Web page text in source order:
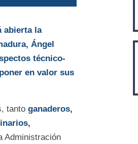
abierta la
Ángel
técnico-
en valor sus
tantoganaderos,
Administración